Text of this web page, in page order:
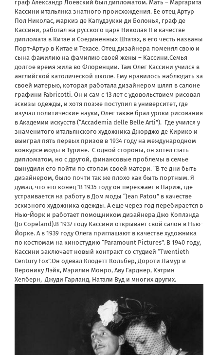
граф Александр Лоевский был дипломатом. Мать – Маргарита
Кассини итальянка знатного происхождения. Ее отец Артур
Пол Николас, маркиз де Капудзукки ди Болонья, граф де
Кассини, работал на русского царя Николая II в качестве
дипломата в Китае и Соединенных Штатах, в его честь названы
Порт-Артур в Китае и Техасе. Отец дизайнера поменял свою и
сына фамилию на фамилию своей жены – Кассини.Семья
долгое время жила во Флоренции. Там Олег Кассини учился в
английской католической школе. Ему нравилось наблюдать за
своей матерью, которая работала дизайнером шляп в салоне
графини Fabricotti. Он и сам с 13 лет с удовольствием рисовал
эскизы одежды, и хотя позже поступил в университет, где
изучал политические науки, Олег также брал уроки рисования
в Академии искусств (“Accademia delle Belle Arti”). Где учился у
знаменитого итальянского художника Джорджо де Кирико и
выиграл пять первых призов в 1934 году на международном
конкурсе моды в Турине. С одной стороны, он хотел стать
дипломатом, но с другой, финансовые проблемы в семье
вынудили его пойти по стопам своей матери. “В те дни быть
дизайнером, было почти так же плохо как быть портным. Я
думал, что это конец”В 1935 году он перезжает в Париж, где
устраивается на работу в Дом моды “Jean Patou” в качестве
эскизного художника одежды. А еще через год перебирается в
Нью-Йорк и работает помощником дизайнера Джо Коплэнда
(Jo Copeland).В 1937 году Кассини открывает свой салон в Нью-
Йорке. А в 1939 году Олега приглашают в качестве художника
по костюмам на киностудию “Paramount Pictures”. В 1940 году,
Кассини заключает новый контракт со студией “Twentieth
Century Fox”.Он одевал Клодетт Кольбер, Дороти Ламур и
Веронику Лэйк, Мэрилин Монро, Аву Гарднер, Кэтрин
Хепберн, Джуди Гарланд, Натали Вуд и многих других.